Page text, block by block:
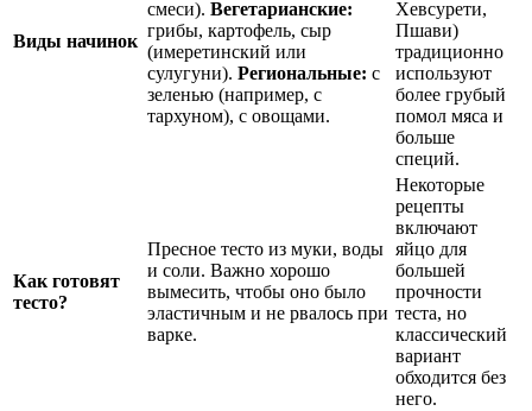
Виды начинок
смеси). Вегетарианские:
грибы, картофель, сыр
(имеретинский или
сулугуни). Региональные: с
зеленью (например, с
тархуном), с овощами.
Хевсурети,
Пшави)
традиционно
используют
более грубый
помол мяса и
больше
специй.
Как готовят
тесто?
Пресное тесто из муки, воды
и соли. Важно хорошо
вымесить, чтобы оно было
эластичным и не рвалось при
варке.
Некоторые
рецепты
включают
яйцо для
большей
прочности
теста, но
классический
вариант
обходится без
него.